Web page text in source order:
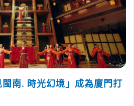
南. 時光幻境」成為廈門打